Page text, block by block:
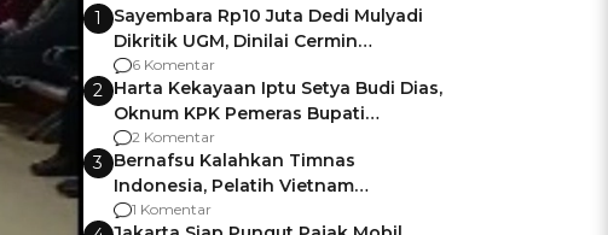
1
Sayembara Rp10 Juta Dedi Mulyadi
Dikritik UGM, Dinilai Cermin
Gagalnya Negara Jamin Keamanan
6 Komentar
2 Harta Kekayaan Iptu Setya Budi Dias,
Oknum KPK Pemeras Bupati
Pemalang
2 Komentar
3 Bernafsu Kalahkan Timnas
Indonesia, Pelatih Vietnam
Berencana Pakai Jimat di Pakansari
1 Komentar